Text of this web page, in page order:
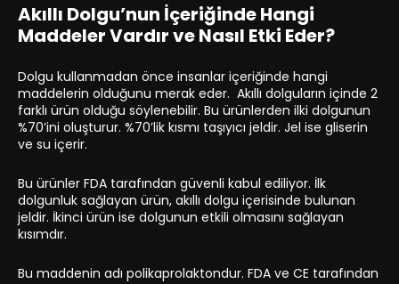
Akıllı Dolgu’nun İçeriğinde Hangi
Maddeler Vardır ve Nasıl Etki Eder?
Dolgu kullanmadan önce insanlar içeriğinde hangi
maddelerin olduğunu merak eder. Akıllı dolguların içinde 2
farklı ürün olduğu söylenebilir. Bu ürünlerden ilki dolgunun
%70’ini oluşturur. %70’lik kısmı taşıyıcı jeldir. Jel ise gliserin
ve su içerir.
Bu ürünler FDA tarafından güvenli kabul ediliyor. İlk
dolgunluk sağlayan ürün, akıllı dolgu içerisinde bulunan
jeldir. İkinci ürün ise dolgunun etkili olmasını sağlayan
kısımdır.
Bu maddenin adı polikaprolaktondur. FDA ve CE tarafından